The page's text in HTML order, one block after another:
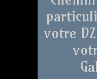
votre